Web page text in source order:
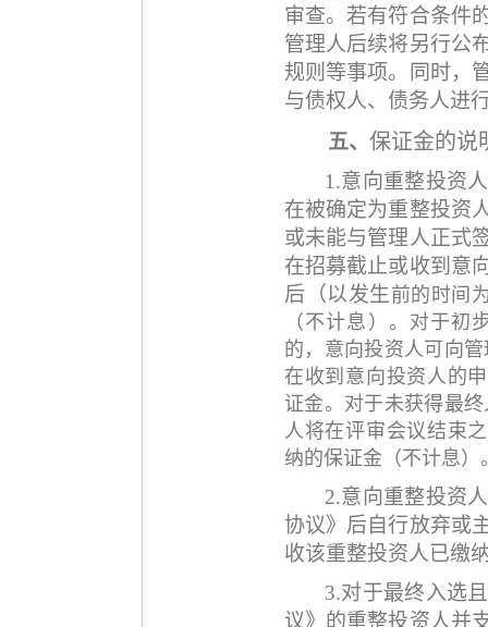
审查。若有符合条件
管理人后续将另行公
规则等事项。同时，
与债权人、债务人进
五、 保证金的说
1.意向重整投资
在被确定为重整投资
或未能与管理人正式
在招募截止或收到意
后（以发生 前的时间
（不计息）。对于初
的，意向投资人可向
在收到意向投资人的
证金。对于未获得最
人将在评审会议结束
纳的保证金（不计息）
2.意向重整投资
协议》后自行放弃或
收该重整投资人已缴
3.对于最终入选
议》的重整投资人并